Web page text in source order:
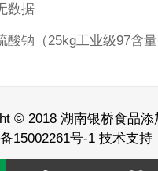
数据
酸钠（25kg工业级97含量
© 2018 湖南银桥食品添
15002261号-1 技术支持